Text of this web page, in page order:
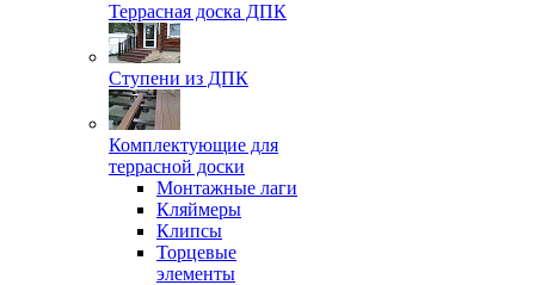
Террасная доска ДПК
Ступени из ДПК
Комплектующие для
террасной доски
Монтажные лаги
Кляймеры
Клипсы
Торцевые
элементы